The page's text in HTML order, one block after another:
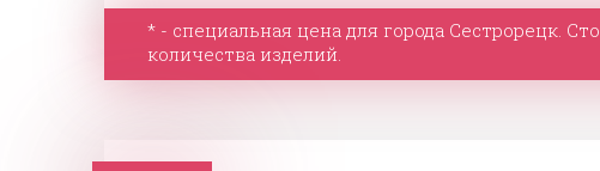
* - специальная цена для города Сестрорецк.
количества изделий.